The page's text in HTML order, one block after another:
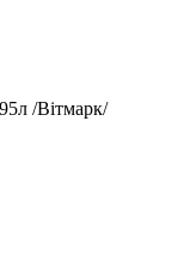
/Вітмарк/